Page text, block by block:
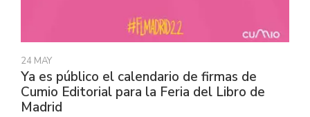
24 MAY
Ya es público el calendario de firmas de
Cumio Editorial para la Feria del Libro de
Madrid